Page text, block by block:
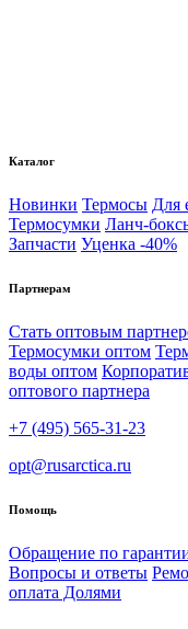
Каталог
Новинки Термосы Для
Термосумки Ланч-
Запчасти Уценка -40%
Партнерам
Стать оптовым
Термосумки оптом
воды оптом
оптового партнера
+7 (495) 565-31-23
opt@rusarctica.ru
Помощь
Обращение по
Вопросы и ответы
оплата Долями